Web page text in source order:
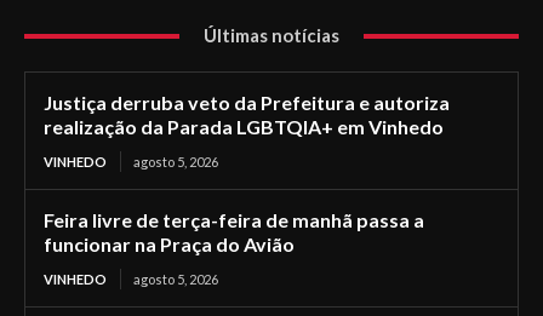
Últimas notícias
Justiça derruba veto da Prefeitura e autoriza
realização da Parada LGBTQIA+ em Vinhedo
VINHEDO agosto 5, 2026
Feira livre de terça-feira de manhã passa a
funcionar na Praça do Avião
VINHEDO agosto 5, 2026